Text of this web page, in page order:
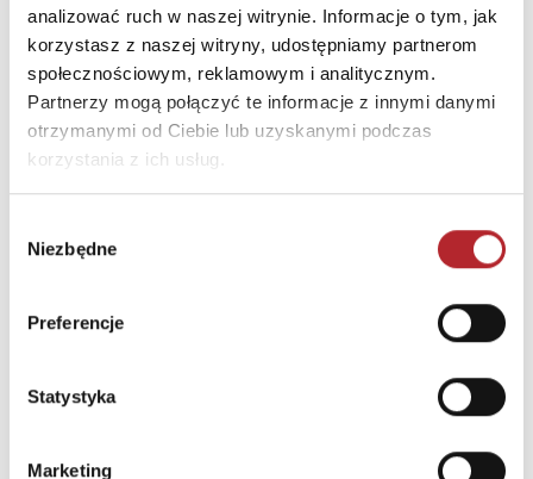
analizować ruch w naszej witrynie. Informacje o tym, jak
korzystasz z naszej witryny, udostępniamy partnerom
społecznościowym, reklamowym i analitycznym.
Partnerzy mogą połączyć te informacje z innymi danymi
otrzymanymi od Ciebie lub uzyskanymi podczas
korzystania z ich usług.
zgody
Niezbędne
Preferencje
Statystyka
Marketing
Bright Junior Media